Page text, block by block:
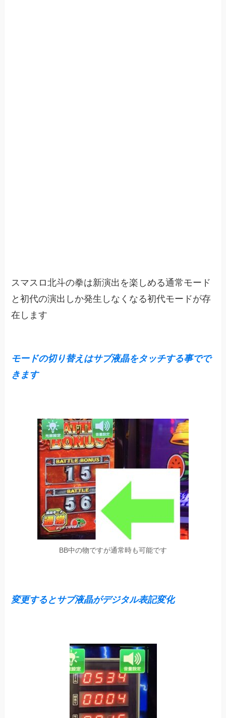
スマスロ北斗の拳は新演出を楽しめる通常モード
と初代の演出しか発生しなくなる初代モードが存
在します
モードの切り替えはサブ液晶をタッチする事でで
きます
BB中の物ですが通常時も可能です
変更するとサブ液晶がデジタル表記変化